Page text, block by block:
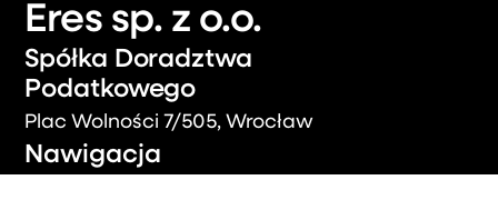
Eres sp. z o.o.
Spółka Doradztwa
Podatkowego
Plac Wolności 7/505, Wrocław
Nawigacja